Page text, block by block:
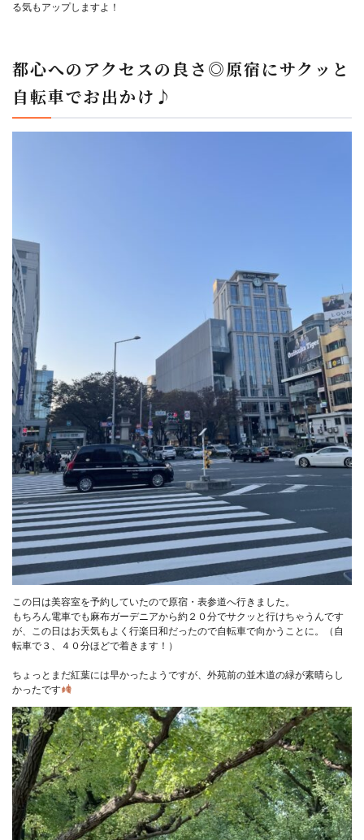
る気もアップしますよ！
都心へのアクセスの良さ◎原宿にサクッと
自転車でお出かけ♪
この日は美容室を予約していたので原宿・表参道へ行きました。
もちろん電車でも麻布ガーデニアから約２０分でサクッと行けちゃうんです
が、この日はお天気もよく行楽日和だったので自転車で向かうことに。（自
転車で３、４０分ほどで着きます！）
ちょっとまだ紅葉には早かったようですが、外苑前の並木道の緑が素晴らし
かったです